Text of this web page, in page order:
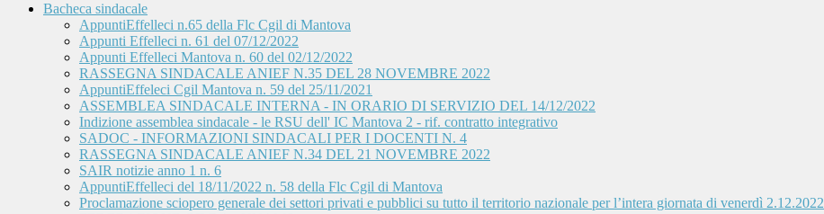
Bacheca sindacale
AppuntiEffelleci n.65 della Flc Cgil di Mantova
Appunti Effelleci n. 61 del 07/12/2022
Appunti Effelleci Mantova n. 60 del 02/12/2022
RASSEGNA SINDACALE ANIEF N.35 DEL 28 NOVEMBRE 2022
AppuntiEffeleci Cgil Mantova n. 59 del 25/11/2021
ASSEMBLEA SINDACALE INTERNA - IN ORARIO DI SERVIZIO DEL 14/12/2022
Indizione assemblea sindacale - le RSU dell' IC Mantova 2 - rif. contratto integrativo
SADOC - INFORMAZIONI SINDACALI PER I DOCENTI N. 4
RASSEGNA SINDACALE ANIEF N.34 DEL 21 NOVEMBRE 2022
SAIR notizie anno 1 n. 6
AppuntiEffelleci del 18/11/2022 n. 58 della Flc Cgil di Mantova
Proclamazione sciopero generale dei settori privati e pubblici su tutto il territorio nazionale per l’intera giornata di venerdì 2.12.2022